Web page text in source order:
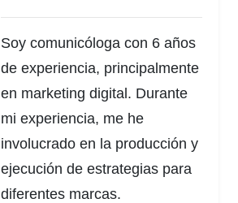
Soy comunicóloga con 6 años
de experiencia, principalmente
en marketing digital. Durante
mi experiencia, me he
involucrado en la producción y
ejecución de estrategias para
diferentes marcas.